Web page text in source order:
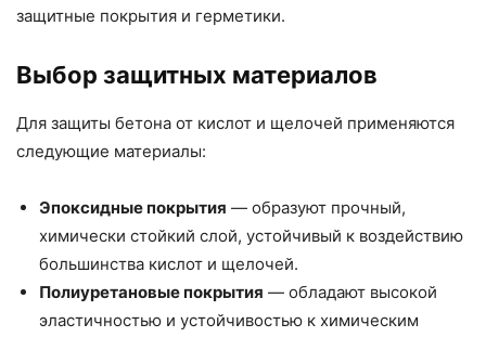
защитные покрытия и герметики.
Выбор защитных материалов
Для защиты бетона от кислот и щелочей применяются
следующие материалы:
Эпоксидные покрытия — образуют прочный,
химически стойкий слой, устойчивый к воздействию
большинства кислот и щелочей.
Полиуретановые покрытия — обладают высокой
эластичностью и устойчивостью к химическим